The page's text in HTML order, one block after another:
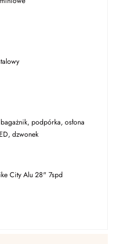
podpórka, osłona
dzwonek
City Alu 28" 7spd